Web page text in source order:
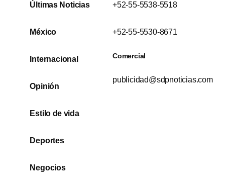
Últimas Noticias
México
Internacional
Opinión
Estilo de vida
Deportes
Negocios
+52-55-5538-5518
+52-55-5530-8671
Comercial
publicidad@sdpnoticias.com